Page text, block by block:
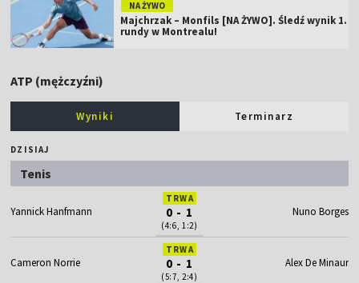
NA ŻYWO
Majchrzak – Monfils [NA ŻYWO]. Śledź wynik 1.
rundy w Montrealu!
ATP (mężczyźni)
Wyniki Terminarz
DZISIAJ
Tenis
Yannick Hanfmann
TRWA
0 - 1
(4:6, 1:2)
Nuno Borges
Cameron Norrie
TRWA
0 - 1
(5:7, 2:4)
Alex De Minaur